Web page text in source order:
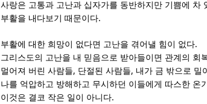
사랑은 고통과 고난과 십자가를 동반하지만 기쁨에 차
부활을 내다보기 때문이다.
부활에 대한 희망이 없다면 고난을 겪어낼 힘이 없다.
그리스도의 고난을 내 믿음으로 받아들이면 관계의 회
멀어져 버린 사람들, 단절된 사람들, 내가 금 밖으로 밀
나를 억압하고 방해하고 무시하던 이들에게 따스한 온
이것은 결코 작은 일이 아니다.